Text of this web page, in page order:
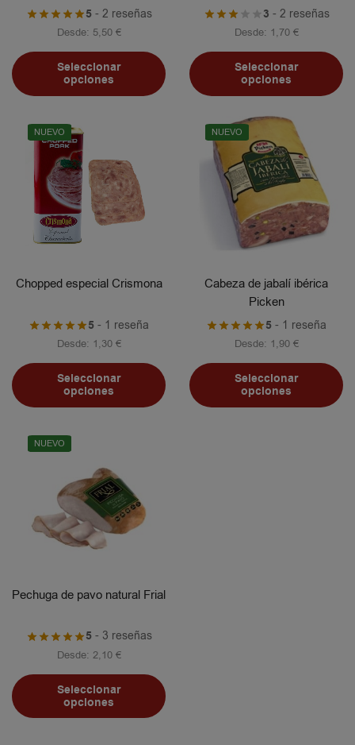
5- 2 reseñas
Desde: 5,50 €
Seleccionar
opciones
3 - 2 reseñas
Desde: 1,70 €
Seleccionar
opciones
NUEVO
Chopped especial Crismona
5 - 1 reseña
Desde: 1,30 €
Seleccionar
opciones
NUEVO
Cabeza de jabalí ibérica
Picken
5 - 1 reseña
Desde: 1,90 €
Seleccionar
opciones
NUEVO
Pechuga de pavo natural Frial
5- 3 reseñas
Desde: 2,10 €
Seleccionar
opciones